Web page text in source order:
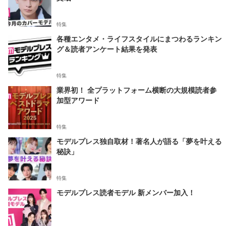
特集
各種エンタメ・ライフスタイルにまつわるランキン
グ＆読者アンケート結果を発表
特集
業界初！ 全プラットフォーム横断の大規模読者参
加型アワード
特集
モデルプレス独自取材！著名人が語る「夢を叶える
秘訣」
特集
モデルプレス読者モデル 新メンバー加入！